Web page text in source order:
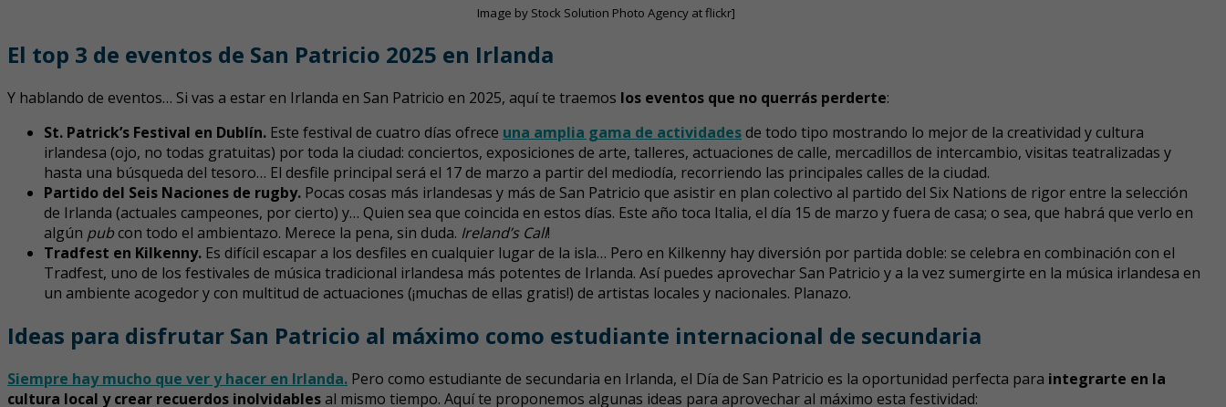
Image by Stock Solution Photo Agency at flickr]
El top 3 de eventos de San Patricio 2025 en Irlanda
Y hablando de eventos… Si vas a estar en Irlanda en San Patricio en 2025, aquí te traemos los eventos que no querrás perderte:
St. Patrick’s Festival en Dublín. Este festival de cuatro días ofrece una amplia gama de actividadesde todo tipo mostrando lo mejor de la creatividad y cultura
irlandesa (ojo, no todas gratuitas) por toda la ciudad: conciertos, exposiciones de arte, talleres, actuaciones de calle, mercadillos de intercambio, visitas teatralizadas y
hasta una búsqueda del tesoro… El desfile principal será el 17 de marzo a partir del mediodía, recorriendo las principales calles de la ciudad.
Partido del Seis Naciones de rugby. Pocas cosas más irlandesas y más de San Patricio que asistir en plan colectivo al partido del Six Nations de rigor entre la selección
de Irlanda (actuales campeones, por cierto) y… Quien sea que coincida en estos días. Este año toca Italia, el día 15 de marzo y fuera de casa; o sea, que habrá que verlo en
algún pubcon todo el ambientazo. Merece la pena, sin duda. Ireland’s Call!
Tradfest en Kilkenny. Es difícil escapar a los desfiles en cualquier lugar de la isla… Pero en Kilkenny hay diversión por partida doble: se celebra en combinación con el
Tradfest, uno de los festivales de música tradicional irlandesa más potentes de Irlanda. Así puedes aprovechar San Patricio y a la vez sumergirte en la música irlandesa en
un ambiente acogedor y con multitud de actuaciones (¡muchas de ellas gratis!) de artistas locales y nacionales. Planazo.
Ideas para disfrutar San Patricio al máximo como estudiante internacional de secundaria
Siempre hay mucho que ver y hacer en Irlanda. Pero como estudiante de secundaria en Irlanda, el Día de San Patricio es la oportunidad perfecta para integrarte en la
cultura local y crear recuerdos inolvidablesal mismo tiempo. Aquí te proponemos algunas ideas para aprovechar al máximo esta festividad: